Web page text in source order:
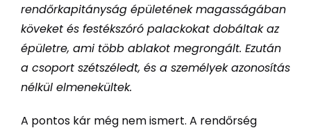
rendőrkapitányság épületének magasságában
köveket és festékszóró palackokat dobáltak az
épületre, ami több ablakot megrongált. Ezután
a csoport szétszéledt, és a személyek azonosítás
nélkül elmenekültek.
A pontos kár még nem ismert. A rendőrség